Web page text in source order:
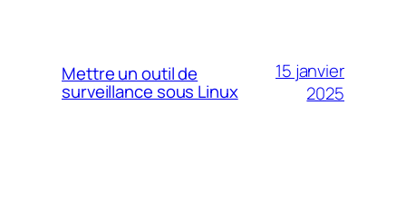
Mettre un outil de
surveillance sous Linux
15 janvier
2025